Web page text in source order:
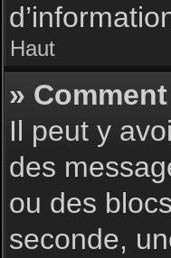
Haut
»
Il peut y
des
ou des
seconde,